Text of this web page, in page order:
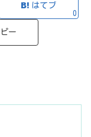
はてブ
0
ー